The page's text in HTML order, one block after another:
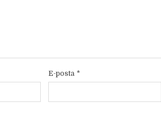
E-posta *